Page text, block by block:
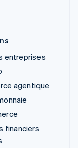
entreprises
agentique
financiers